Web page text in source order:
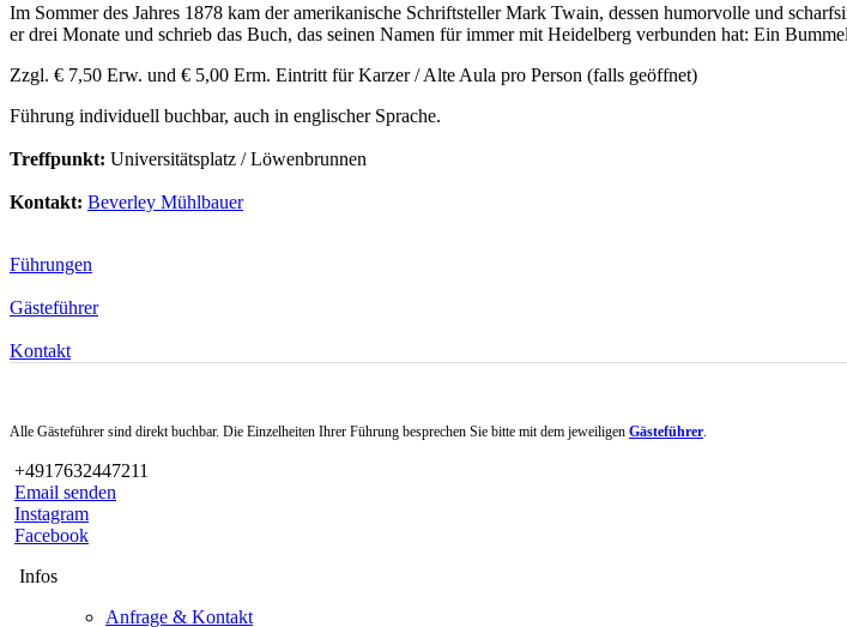
Im Sommer des Jahres 1878 kam der amerikanische Schriftsteller Mark Twain, dessen humorvolle und
er drei Monate und schrieb das Buch, das seinen Namen für immer mit Heidelberg verbunden hat: Ein
Zzgl. € 7,50 Erw. und € 5,00 Erm. Eintritt für Karzer / Alte Aula pro Person (falls geöffnet)
Führung individuell buchbar, auch in englischer Sprache.
Treffpunkt: Universitätsplatz / Löwenbrunnen
Kontakt: Beverley Mühlbauer
Führungen
Gästeführer
Kontakt
Alle Gästeführer sind direkt buchbar. Die Einzelheiten Ihrer Führung besprechen Sie bitte mit dem jeweiligen Gästeführer.
+4917632447211
Email senden
Instagram
Facebook
Infos
Anfrage & Kontakt